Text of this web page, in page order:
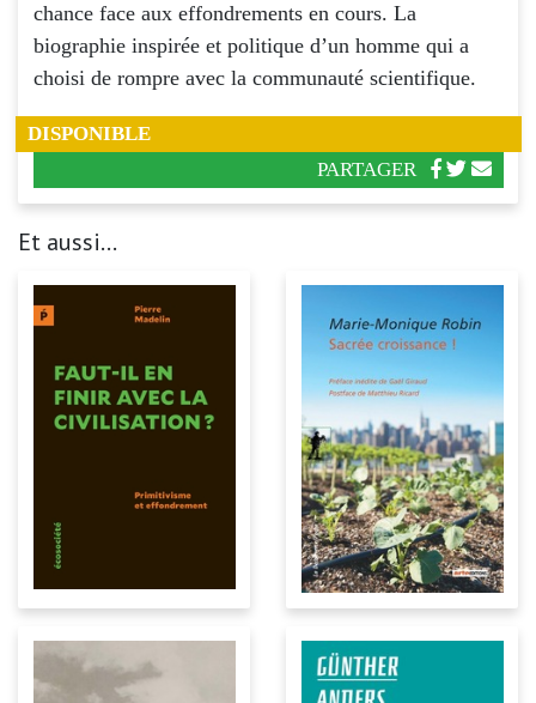
chance face aux effondrements en cours. La
biographie inspirée et politique d’un homme qui a
choisi de rompre avec la communauté scientifique.
DISPONIBLE
PARTAGER
Et aussi...